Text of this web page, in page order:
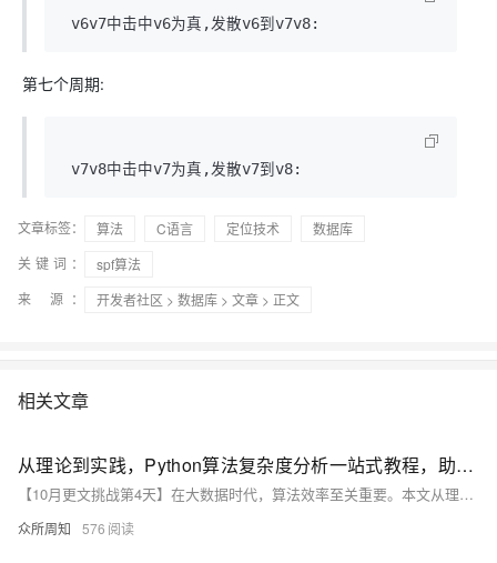
v6v7中击中v6为真,发散v6到v7v8:
第七个周期:
v7v8中击中v7为真,发散v7到v8:
文章标签： 算法 C语言 定位技术
数据库
关键词：
spf算法
来 源：
开发者社区 > 数据库 > 文章 > 正文
相关文章
从理论到实践，Python算法复杂度分析一站式教程，助你轻松驾驭大数据挑战！
【10月更文挑战第4天】在大数据时代，算法效率至关重要。本文从理论入手，介绍时间复杂度和空间复杂度两个核心概念，并通过冒泡排序和快速排序的Python实现详细分析其复杂度。冒泡排序的时间复杂度为O(n^2)，空间复杂度为O(1)；快速排序平均时间复杂度为O(n log n)，空间复杂度为O(log n)。文章还介绍了算法选择、分而治之及空间换时间等优化策略，帮助你在大数据挑战中游刃有余。
众所周知 576